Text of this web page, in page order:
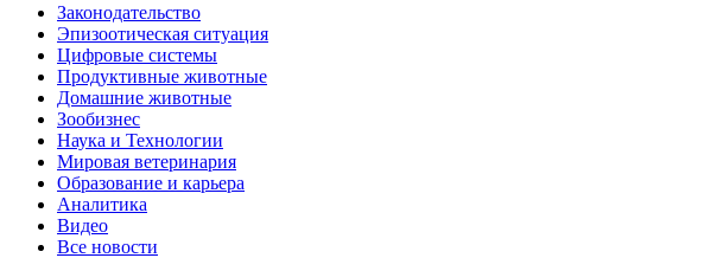
Законодательство
Эпизоотическая ситуация
Цифровые системы
Продуктивные животные
Домашние животные
Зообизнес
Наука и Технологии
Мировая ветеринария
Образование и карьера
Аналитика
Видео
Все новости